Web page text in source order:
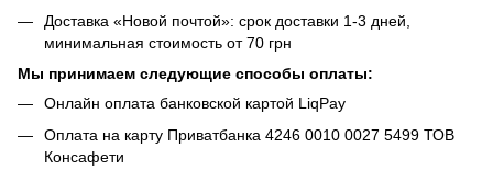
Доставка «Новой почтой»: срок доставки 1-3 дней,
минимальная стоимость от 70 грн
Мы принимаем следующие способы оплаты:
Онлайн оплата банковской картой LiqPay
Оплата на карту Приватбанка 4246 0010 0027 5499 ТОВ
Консафети